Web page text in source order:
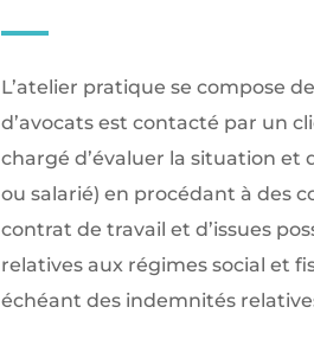
L’atelier pratique se compose
d’avocats est contacté par un
chargé d’évaluer la situation et
ou salarié) en procédant à des
contrat de travail et d’issues
relatives aux régimes social et
échéant des indemnités